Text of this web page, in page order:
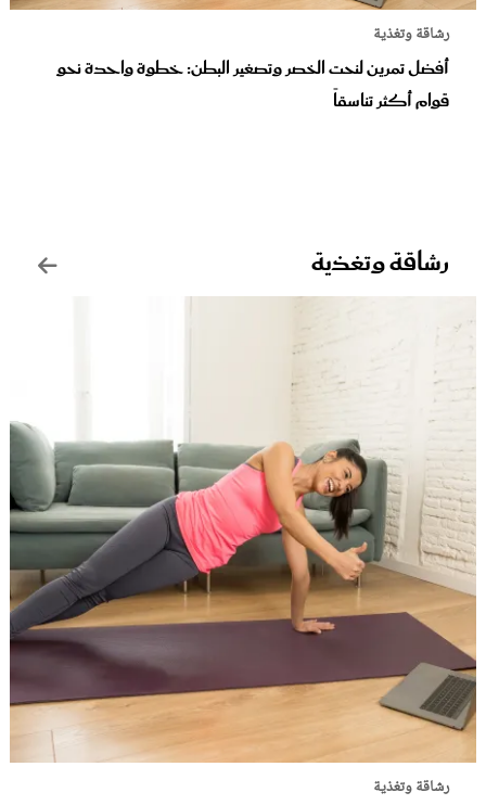
رشاقة وتغذية
أفضل تمرين لنحت الخصر وتصغير البطن: خطوة واحدة نحو
قوام أكثر تناسقاً
رشاقة وتغذية
رشاقة وتغذية
مجلة سيدتي